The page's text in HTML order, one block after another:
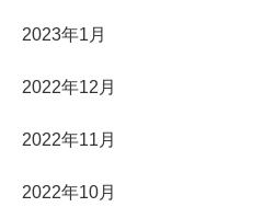
2023年1月
2022年12月
2022年11月
2022年10月